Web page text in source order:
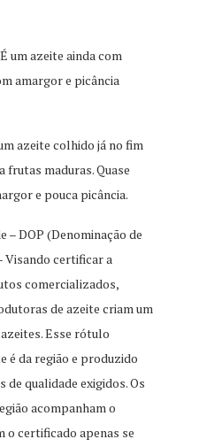
um azeite ainda com
amargor e picância
azeite colhido já no fim
frutas maduras. Quase
e pouca picância.
– DOP (Denominação de
Visando certificar a
comercializados,
de azeite criam um
Esse rótulo
é da região e produzido
de qualidade exigidos. Os
acompanham o
o certificado apenas se